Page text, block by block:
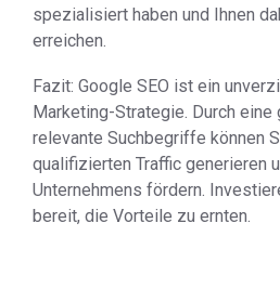
spezialisiert haben und Ihnen
erreichen.
Fazit: Google SEO ist ein
Marketing-Strategie. Durch
relevante Suchbegriffe können
qualifizierten Traffic generieren
Unternehmens fördern.
bereit, die Vorteile zu ernten.